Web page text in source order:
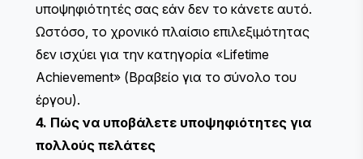
υποψηφιότητές σας εάν δεν το κάνετε αυτό.
Ωστόσο, το χρονικό πλαίσιο επιλεξιμότητας
δεν ισχύει για την κατηγορία «Lifetime
Achievement» (Βραβείο για το σύνολο του
έργου).
4. Πώς να υποβάλετε υποψηφιότητες για
πολλούς πελάτες